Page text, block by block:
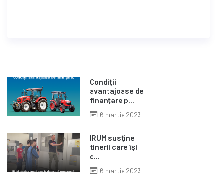
Condiții
avantajoase de
finanțare p...
6 martie 2023
IRUM susține
tinerii care își
d...
6 martie 2023